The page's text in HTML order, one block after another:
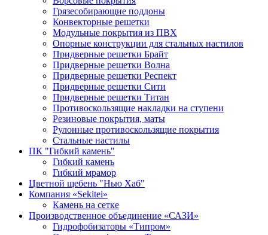
Грязесобирающие поддоны
Конвекторные решетки
Модульные покрытия из ПВХ
Опорные конструкции для стальных настилов
Придверные решетки Брайт
Придверные решетки Волна
Придверные решетки Респект
Придверные решетки Сити
Придверные решетки Титан
Противоскользящие накладки на ступени
Резиновые покрытия, маты
Рулонные противоскользящие покрытия
Стальные настилы
ПК "Гибкий камень"
Гибкий камень
Гибкий мрамор
Цветной щебень "Нью Хаб"
Компания «Sekitei»
Камень на сетке
Производственное объединение «САЗИ»
Гидрофобизаторы «Типром»